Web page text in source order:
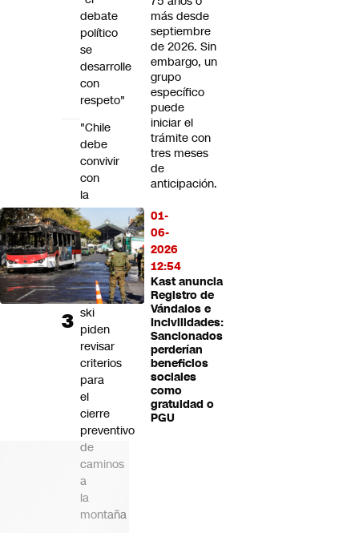
más desde
septiembre
de 2026. Sin
embargo, un
grupo
específico
puede
iniciar el
trámite con
tres meses
de
anticipación.
01-
06-
2026
12:54
Kast anuncia
Registro de
Vándalos e
Incivilidades:
Sancionados
perderían
beneficios
sociales
como
gratuidad o
PGU
debate
político
se
desarrolle
con
respeto"
"Chile
debe
convivir
con
la
nieve
y
no
paralizarse":
Centros
de
ski
piden
revisar
criterios
para
el
cierre
preventivo
de
caminos
a
la
montaña